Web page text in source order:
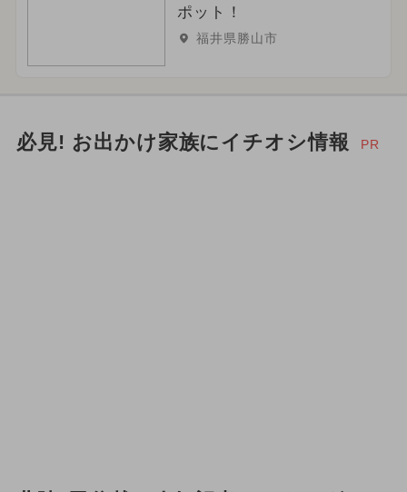
ポット！
福井県勝山市
必見! お出かけ家族にイチオシ情報 PR